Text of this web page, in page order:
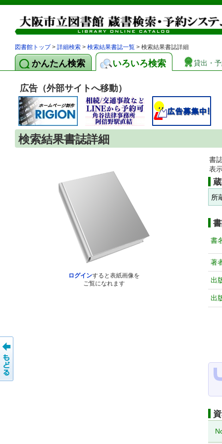
図書館トップ> 詳細検索 > 検索結果書誌一覧 > 検索結果書誌詳細
かんたん検索 いろいろ検索 貸出・
広告（外部サイトへ移動）
検索結果書誌詳細
ログインすると表紙画像を
ご覧になれます
書
表
所
書
著
出
出